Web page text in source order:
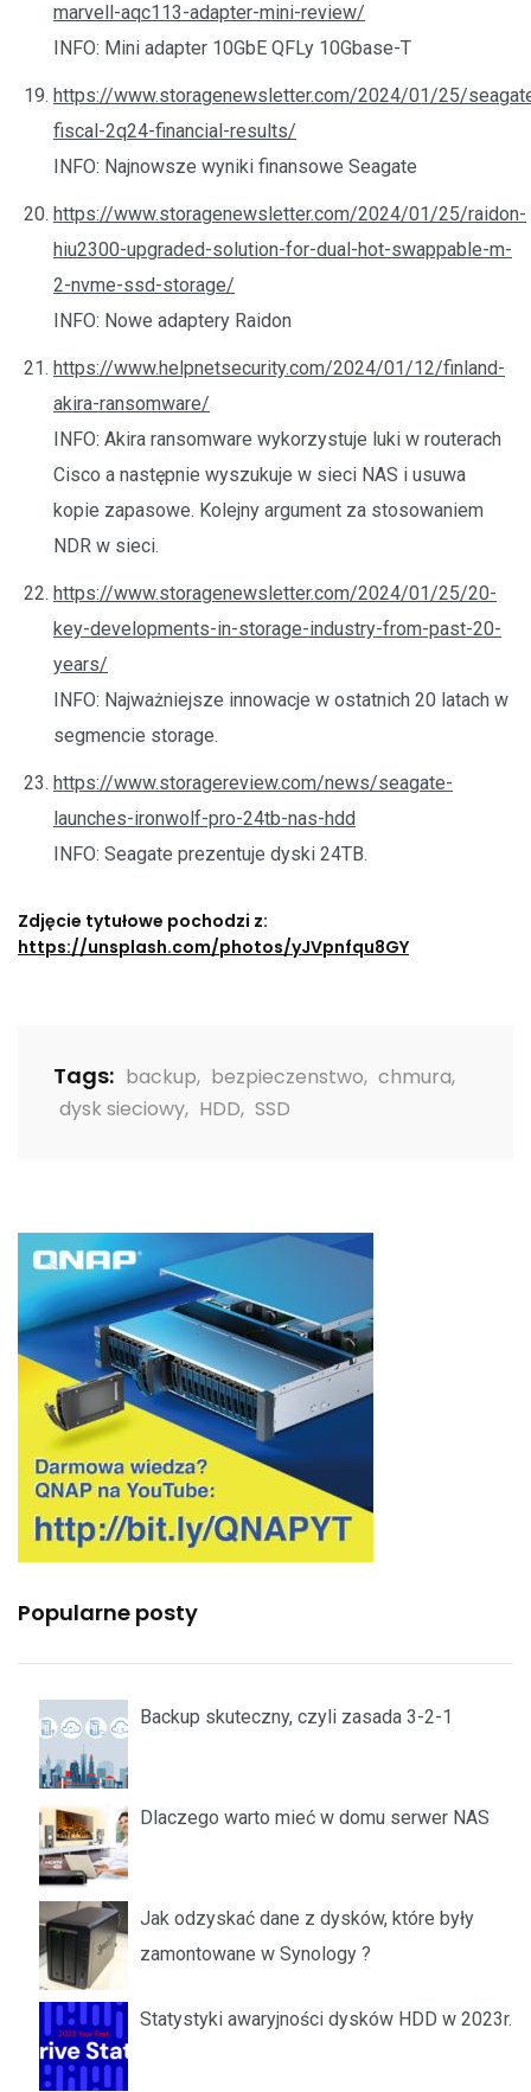
marvell-aqc113-adapter-mini-review/
INFO: Mini adapter 10GbE QFLy 10Gbase-T
https://www.storagenewsletter.com/2024/01/25/
fiscal-2q24-financial-results/
INFO: Najnowsze wyniki finansowe Seagate
https://www.storagenewsletter.com/2024/01/25/raidon-
hiu2300-upgraded-solution-for-dual-hot-swappable-m-
2-nvme-ssd-storage/
INFO: Nowe adaptery Raidon
https://www.helpnetsecurity.com/2024/01/12/finland-
akira-ransomware/
INFO: Akira ransomware wykorzystuje luki w routerach
Cisco a następnie wyszukuje w sieci NAS i usuwa
kopie zapasowe. Kolejny argument za stosowaniem
NDR w sieci.
https://www.storagenewsletter.com/2024/01/25/20-
key-developments-in-storage-industry-from-past-20-
years/
INFO: Najważniejsze innowacje w ostatnich 20 latach w
segmencie storage.
https://www.storagereview.com/news/seagate-
launches-ironwolf-pro-24tb-nas-hdd
INFO: Seagate prezentuje dyski 24TB.
Zdjęcie tytułowe pochodzi z:
https://unsplash.com/photos/yJVpnfqu8GY
Tags: backup, bezpieczenstwo, chmura,
dysk sieciowy, HDD, SSD
Popularne posty
Backup skuteczny, czyli zasada 3-2-1
Dlaczego warto mieć w domu serwer NAS
Jak odzyskać dane z dysków, które były
zamontowane w Synology ?
Statystyki awaryjności dysków HDD w 2023r.